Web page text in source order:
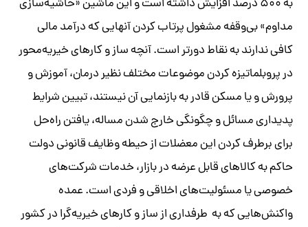
به ۵۰۰ درصد افزایش داشته است و این ماشین «حاشیه‌سازی
مداوم» بی‌وقفه مشغول پرتاب کردن آنهایی که درآمد مالی
کافی ندارند به نقاط دورتر است. آنچهساز و کارهای خیریه‌محور
در پروبلماتیزه کردن موضوعات مختلف نظیر درمان، آموزش و
پرورش و یا مسکن قادر به بازنمایی آن نیستند، تبیین شرایط
پدیداری مسائل و چگونگی خارج شدن مساله، یافتن راه‌حل
برای برطرف کردن این معضلات از حیطه وظایف قانونی دولت
حاکم به کالاهای قابل عرضه در بازار، خدمات شرکت‌های
خصوصی یا مسئولیت‌های اخلاقی و فردی است. عمده
واکنش‌هایی که به طرفداری از ساز و کارهای خیریه‌گرا در کشور